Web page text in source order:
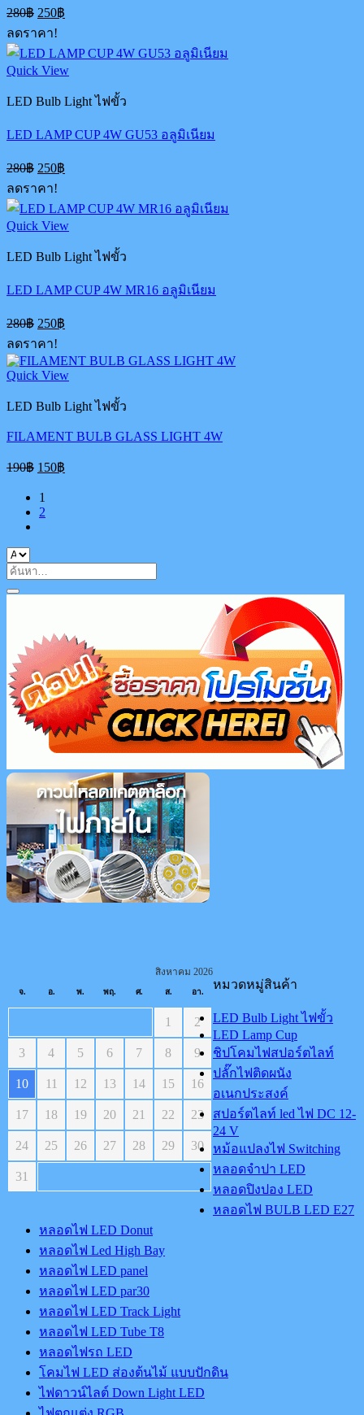
280฿ Original
price
was:
280฿.
250฿
price
250฿.
ลดราคา!
Quick View
LED Bulb Light ไฟขั้ว
LED LAMP CUP 4W GU53 อลูมิเนียม
280฿ Original
price
was:
280฿.
250฿
price
250฿.
ลดราคา!
Quick View
LED Bulb Light ไฟขั้ว
LED LAMP CUP 4W MR16 อลูมิเนียม
280฿ Original
price
was:
280฿.
250฿
price
250฿.
ลดราคา!
Quick View
LED Bulb Light ไฟขั้ว
FILAMENT BULB GLASS LIGHT 4W
190฿ Original
price
was:
190฿.
150฿
price
1
2
ค้นหา:
สิงหาคม 2026
จ. อ. พ. พฤ. ศ. ส. อา.
1 2
3 4 5 6 7 8 9
10 11 12 13 14 15 16
17 18 19 20 21 22 23
24 25 26 27 28 29 30
31
หมวดหมู่สินค้า
LED Bulb Light ไฟขั้ว
LED Lamp Cup
ชิปโคมไฟสปอร์ตไลท์
ปลั๊กไฟติดผนัง
อเนกประสงค์
สปอร์ตไลท์ led ไฟ DC 12-
24 V
หม้อแปลงไฟ Switching
หลอดจำปา LED
หลอดปิงปอง LED
หลอดไฟ BULB LED E27
หลอดไฟ LED Donut
หลอดไฟ Led High Bay
หลอดไฟ LED panel
หลอดไฟ LED par30
หลอดไฟ LED Track Light
หลอดไฟ LED Tube T8
หลอดไฟรถ LED
โคมไฟ LED ส่องต้นไม้ แบบปักดิน
ไฟดาวน์ไลต์ Down Light LED